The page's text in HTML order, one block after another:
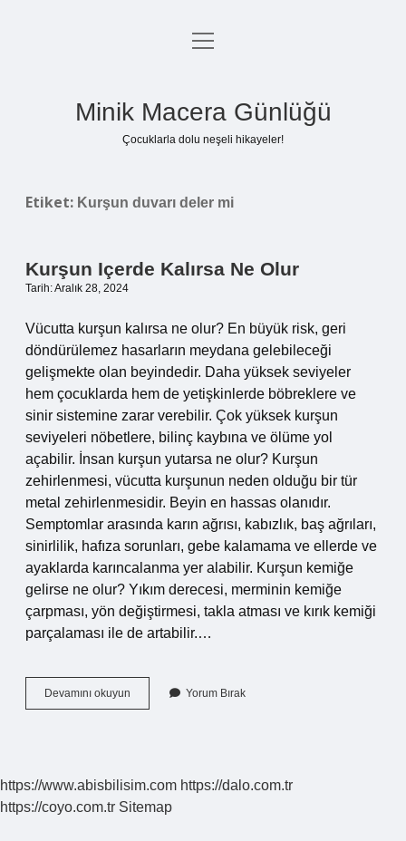
Anasayfa
menüyü
Minik Macera Günlüğü
Çocuklarla dolu neşeli hikayeler!
Etiket: Kurşun duvarı deler mi
Kurşun Içerde Kalırsa Ne Olur
Tarih: Aralık 28, 2024
Vücutta kurşun kalırsa ne olur? En büyük risk, geri
döndürülemez hasarların meydana gelebileceği
gelişmekte olan beyindedir. Daha yüksek seviyeler
hem çocuklarda hem de yetişkinlerde böbreklere ve
sinir sistemine zarar verebilir. Çok yüksek kurşun
seviyeleri nöbetlere, bilinç kaybına ve ölüme yol
açabilir. İnsan kurşun yutarsa ne olur? Kurşun
zehirlenmesi, vücutta kurşunun neden olduğu bir tür
metal zehirlenmesidir. Beyin en hassas olanıdır.
Semptomlar arasında karın ağrısı, kabızlık, baş ağrıları,
sinirlilik, hafıza sorunları, gebe kalamama ve ellerde ve
ayaklarda karıncalanma yer alabilir. Kurşun kemiğe
gelirse ne olur? Yıkım derecesi, merminin kemiğe
çarpması, yön değiştirmesi, takla atması ve kırık kemiği
parçalaması ile de artabilir.…
Devamını okuyun
Içerde
Yorum Bırak
https://www.abisbilisim.com https://dalo.com.tr
https://coyo.com.tr Sitemap